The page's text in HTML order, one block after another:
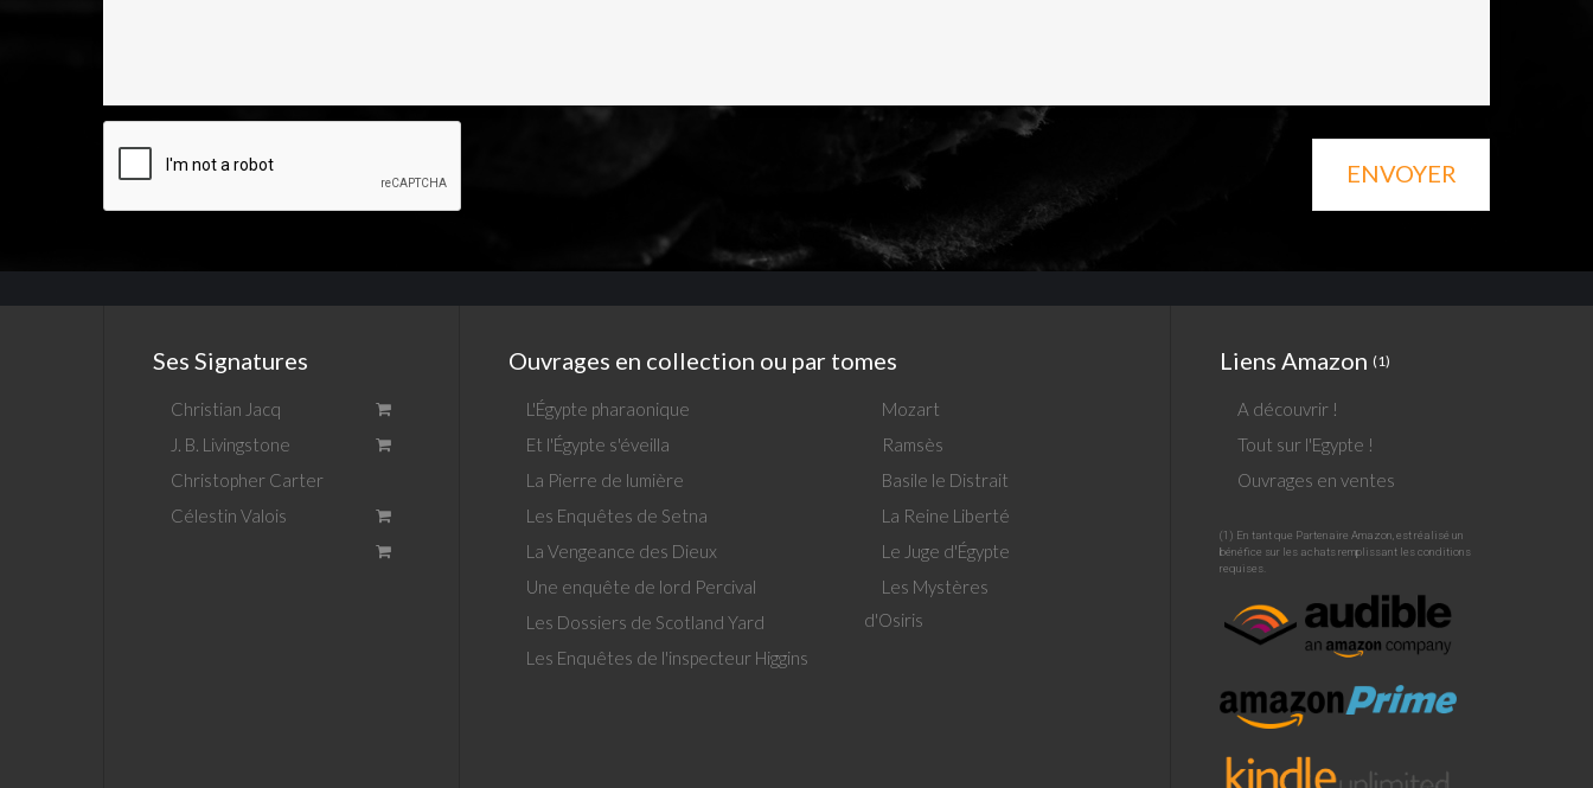
ENVOYER
Ses Signatures
Christian Jacq
J. B. Livingstone
Christopher Carter
Célestin Valois
Ouvrages en collection ou par tomes
L'Égypte pharaonique
Et l'Égypte s'éveilla
La Pierre de lumière
Les Enquêtes de Setna
La Vengeance des Dieux
Une enquête de lord Percival
Les Dossiers de Scotland Yard
Les Enquêtes de l'inspecteur Higgins
Mozart
Ramsès
Basile le Distrait
La Reine Liberté
Le Juge d'Égypte
Les Mystères
d'Osiris
Liens Amazon (1)
A découvrir !
Tout sur l'Egypte !
Ouvrages en ventes
(1) En tant que Partenaire Amazon, est réalisé un
bénéfice sur les achats remplissant les conditions
requises.